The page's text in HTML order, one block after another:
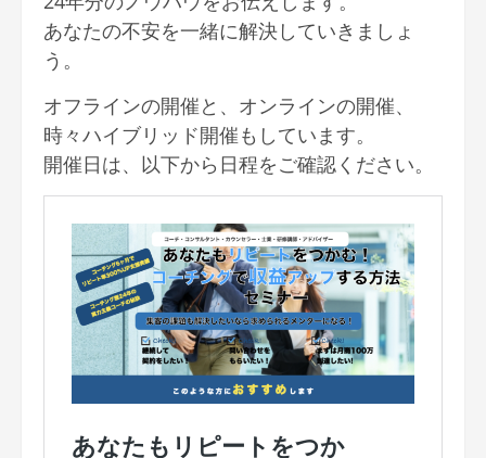
あなたの不安を一緒に解決していきましょ
う。
オフラインの開催と、オンラインの開催、
時々ハイブリッド開催もしています。
開催日は、以下から日程をご確認ください。